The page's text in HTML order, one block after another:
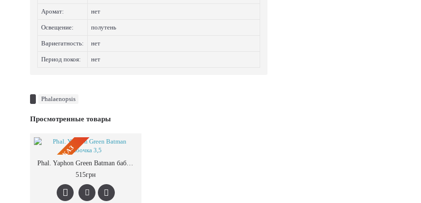
Аромат: нет
Освещение: полутень
Вариегатность: нет
Период покоя: нет
Phalaenopsis
Просмотренные товары
ПРЕДЗАКАЗ
Phal. Yaphon Green Batman бабочка 3,5
515грн